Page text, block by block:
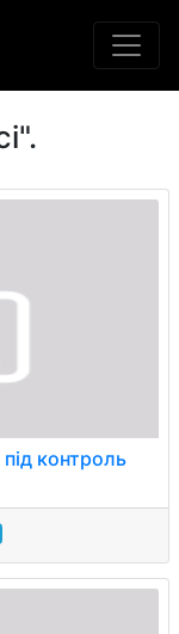
контроль